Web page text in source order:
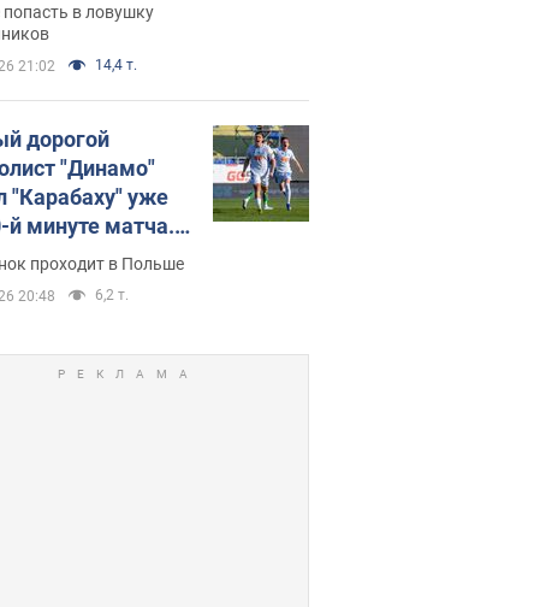
попасть в ловушку
21:02 14,4 т.
дорогой
"Динамо"
"Карабаху" уже
й минуте матча.
проходит в Польше
20:48 6,2 т.